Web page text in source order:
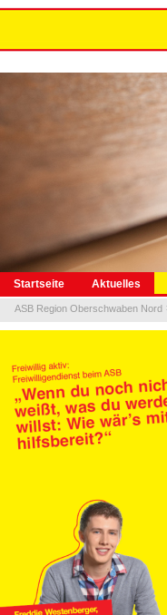
Navigation
überspringen
Startseite Aktuelles
ASB Region Oberschwaben Nord